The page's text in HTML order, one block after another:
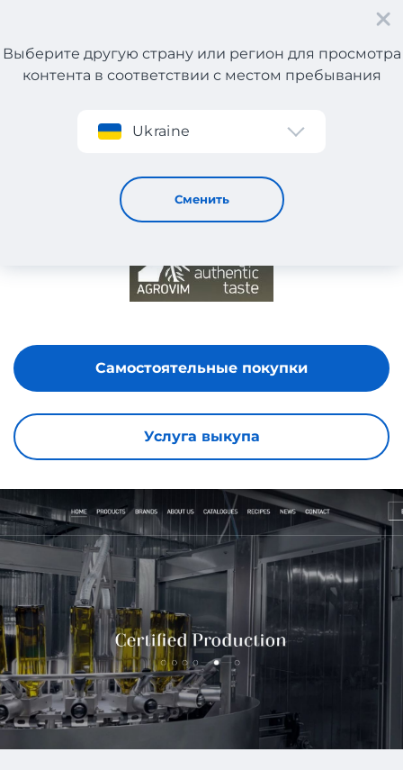
Регистрация
Выберите другую страну или регион для просмотра
контента в соответствии с местом пребывания
Ukraine
Сменить
Agrovim
Услуга выкупа
Самостоятельные покупки